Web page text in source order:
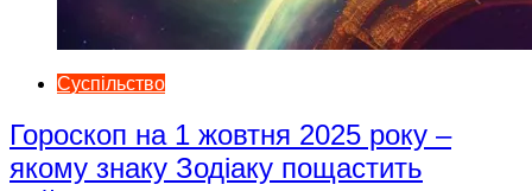
Суспільство
Гороскоп на 1 жовтня 2025 року –
якому знаку Зодіаку пощастить